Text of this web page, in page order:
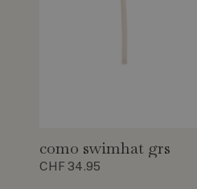
como swimhat grs
CHF 34.95